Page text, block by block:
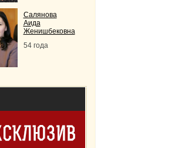
Салянова
Аида
Женишбековна
54 года